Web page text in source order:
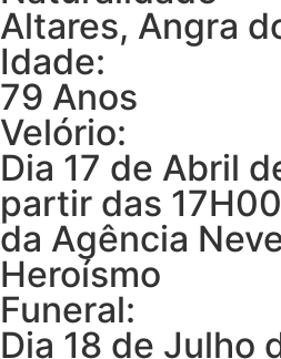
Altares, Angra
Idade:
79 Anos
Velório:
Dia 17 de Abril
partir das
da Agência
Heroísmo
Funeral:
Dia 18 de Julho